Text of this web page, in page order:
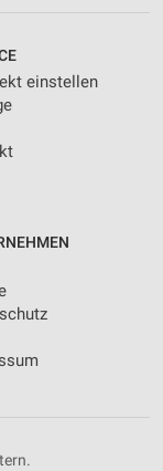
einstellen